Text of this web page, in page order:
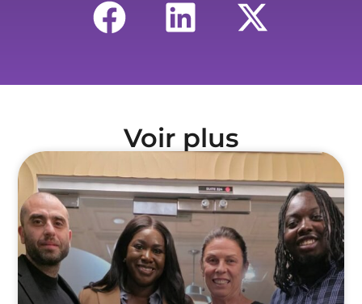
Voir plus